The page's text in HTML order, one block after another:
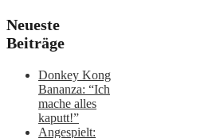
Neueste
Beiträge
Donkey Kong
Bananza: “Ich
mache alles
kaputt!”
Angespielt: